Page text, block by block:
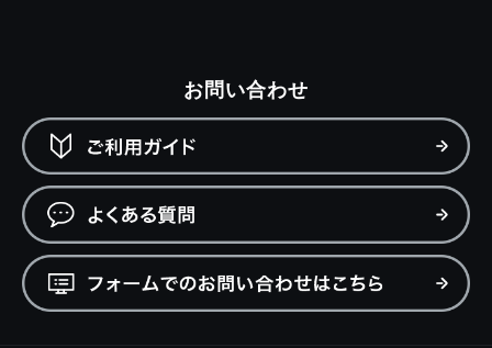
お問い合わせ